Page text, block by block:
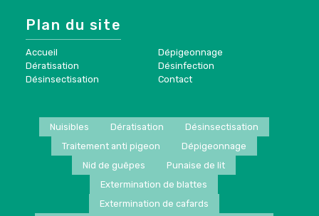
Plan du site
Accueil
Dératisation
Désinsectisation
Dépigeonnage
Désinfection
Contact
Nuisibles Dératisation
Désinsectisation
Traitement anti pigeon
Dépigeonnage
Nid de guêpes
Punaise de lit
Extermination de blattes
Extermination de cafards